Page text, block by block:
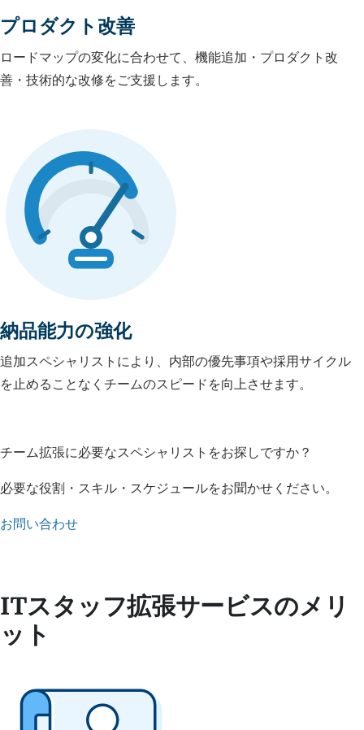
プロダクト改善
ロードマップの変化に合わせて、機能追加・プロダクト改
善・技術的な改修をご支援します。
納品能力の強化
追加スペシャリストにより、内部の優先事項や採用サイクル
を止めることなくチームのスピードを向上させます。
チーム拡張に必要なスペシャリストをお探しですか？
必要な役割・スキル・スケジュールをお聞かせください。
お問い合わせ
ITスタッフ拡張サービスのメリ
ット